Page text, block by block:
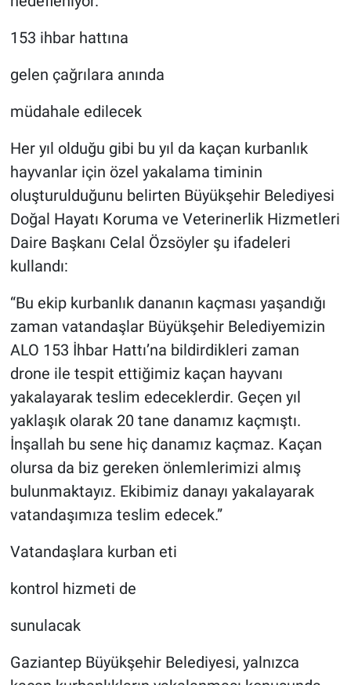
153 ihbar hattına
gelen çağrılara anında
müdahale edilecek
Her yıl olduğu gibi bu yıl da kaçan kurbanlık
hayvanlar için özel yakalama timinin
oluşturulduğunu belirten Büyükşehir Belediyesi
Doğal Hayatı Koruma ve Veterinerlik Hizmetleri
Daire Başkanı Celal Özsöyler şu ifadeleri
kullandı:
“Bu ekip kurbanlık dananın kaçması yaşandığı
zaman vatandaşlar Büyükşehir Belediyemizin
ALO 153 İhbar Hattı’na bildirdikleri zaman
drone ile tespit ettiğimiz kaçan hayvanı
yakalayarak teslim edeceklerdir. Geçen yıl
yaklaşık olarak 20 tane danamız kaçmıştı.
İnşallah bu sene hiç danamız kaçmaz. Kaçan
olursa da biz gereken önlemlerimizi almış
bulunmaktayız. Ekibimiz danayı yakalayarak
vatandaşımıza teslim edecek.”
Vatandaşlara kurban eti
kontrol hizmeti de
sunulacak
Gaziantep Büyükşehir Belediyesi, yalnızca